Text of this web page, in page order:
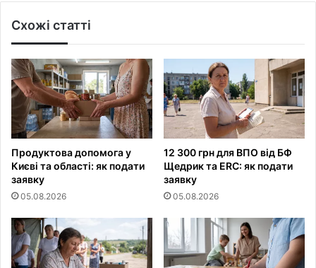
Схожі статті
Продуктова допомога у
Києві та області: як подати
заявку
05.08.2026
12 300 грн для ВПО від БФ
Щедрик та ERC: як подати
заявку
05.08.2026